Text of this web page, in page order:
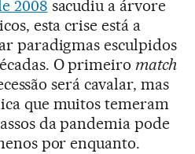
2008 sacudiu a árvore
esta crise está a
paradigmas esculpidos
O primeiromatch
será cavalar, mas
que muitos temeram
da pandemia pode
por enquanto.